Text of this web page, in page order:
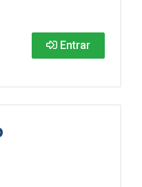
Entrar